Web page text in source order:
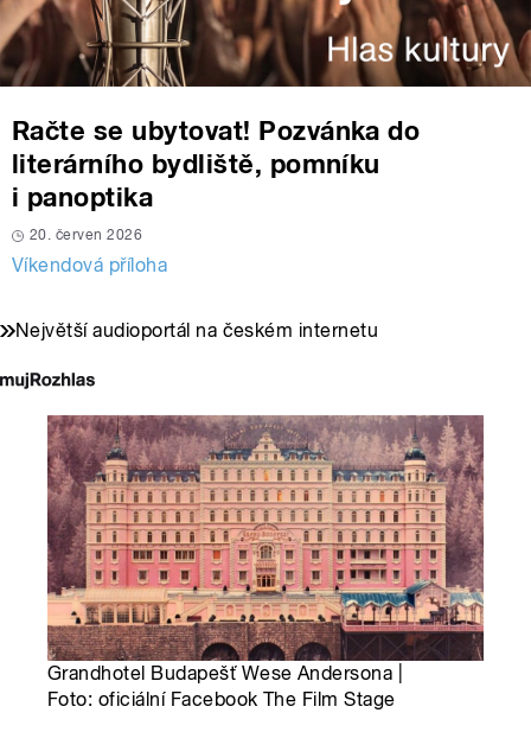
Račte se ubytovat! Pozvánka do
literárního bydliště, pomníku
i panoptika
20. červen 2026
Víkendová příloha
Největší audioportál na českém internetu
Grandhotel Budapešť Wese Andersona |
Foto: oficiální Facebook The Film Stage